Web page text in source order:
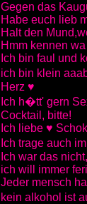
Gegen das
Habe euch lieb
Halt den
Hmm kennen
Ich bin faul und
ich bin klein
Herz ♥
Ich h�tt' gern
Cocktail, bitte!
Ich liebe ♥
Ich trage auch
Ich war das
ich will immer
Jeder mensch
kein alkohol ist